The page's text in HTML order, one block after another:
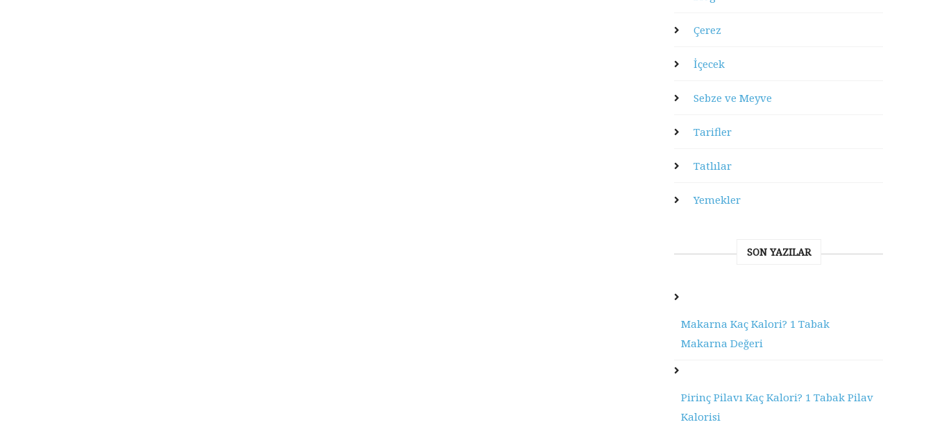
Çerez
İçecek
Sebze ve Meyve
Tarifler
Tatlılar
Yemekler
SON YAZILAR
Makarna Kaç Kalori? 1 Tabak
Makarna Değeri
Pirinç Pilavı Kaç Kalori? 1 Tabak Pilav
Kalorisi